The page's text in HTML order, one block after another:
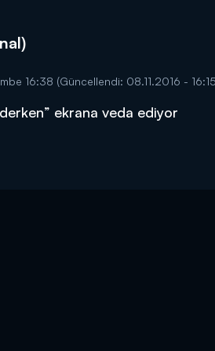
DİĞER SONUÇLAR
16:38 (Güncellendi: 08.11.2016 -
ekrana veda ediyor